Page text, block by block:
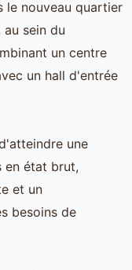
le nouveau quartier
sein du
un centre
un hall d'entrée
une
en état brut,
et un
besoins de